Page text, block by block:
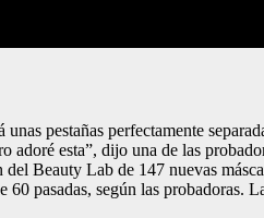
pestañas perfectamente
adoré esta”, dijo una de las
Beauty Lab de 147 nuevas
pasadas, según las